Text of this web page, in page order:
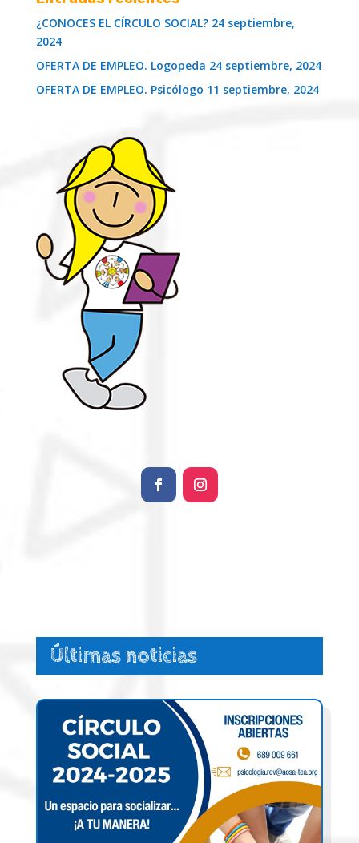
¿CONOCES EL CÍRCULO SOCIAL? 24 septiembre,
2024
OFERTA DE EMPLEO. Logopeda 24 septiembre, 2024
OFERTA DE EMPLEO. Psicólogo 11 septiembre, 2024
Últimas noticias